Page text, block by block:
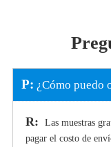
P: ¿Cómo puedo
R:
Las muestras
pagar el costo de